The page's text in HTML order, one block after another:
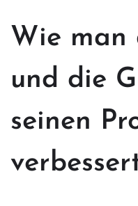
Wie man
und die
seinen